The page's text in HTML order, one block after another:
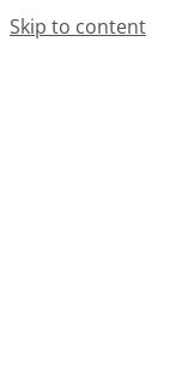
Skip to content